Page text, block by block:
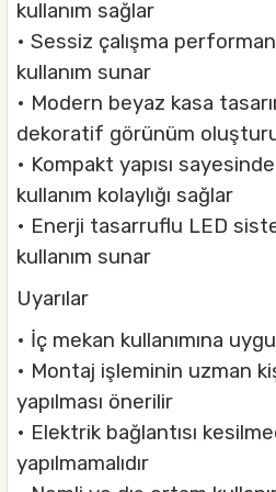
kullanım sağlar
• Sessiz çalışma
kullanım sunar
• Modern beyaz kasa
dekoratif görünüm
• Kompakt yapısı
kullanım kolaylığı sağlar
• Enerji tasarruflu LED
kullanım sunar
Uyarılar
• İç mekan kullanımına
• Montaj işleminin uzman
yapılması önerilir
• Elektrik bağlantısı
yapılmamalıdır